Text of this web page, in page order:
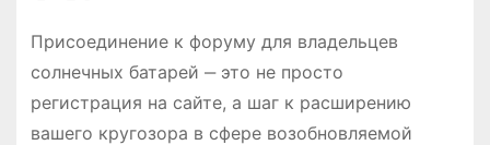
Присоединение к форуму для владельцев
солнечных батарей ‒ это не просто
регистрация на сайте, а шаг к расширению
вашего кругозора в сфере возобновляемой